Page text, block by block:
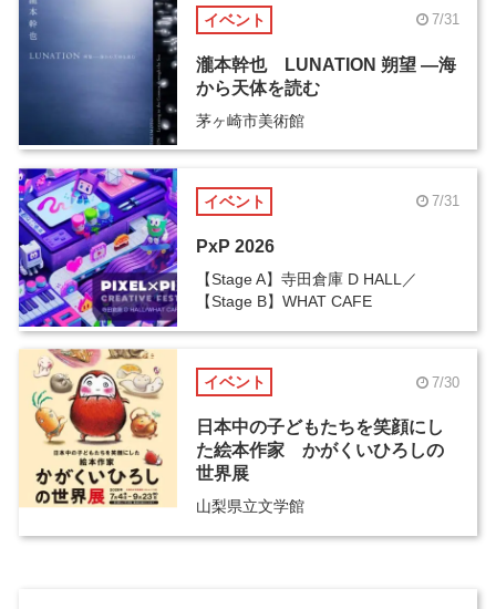
イベント 7/31
瀧本幹也 LUNATION 朔望 ―海
から天体を読む
茅ヶ崎市美術館
イベント 7/31
PxP 2026
【Stage A】寺田倉庫 D HALL／
【Stage B】WHAT CAFE
イベント 7/30
日本中の子どもたちを笑顔にし
た絵本作家 かがくいひろしの
世界展
山梨県立文学館